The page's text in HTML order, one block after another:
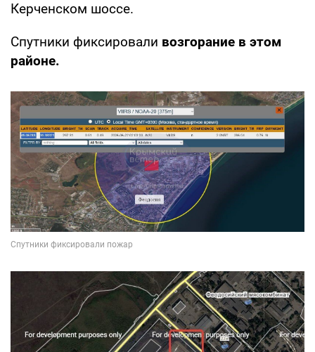
Керченском шоссе.
Спутники фиксировали возгорание в этом
районе.